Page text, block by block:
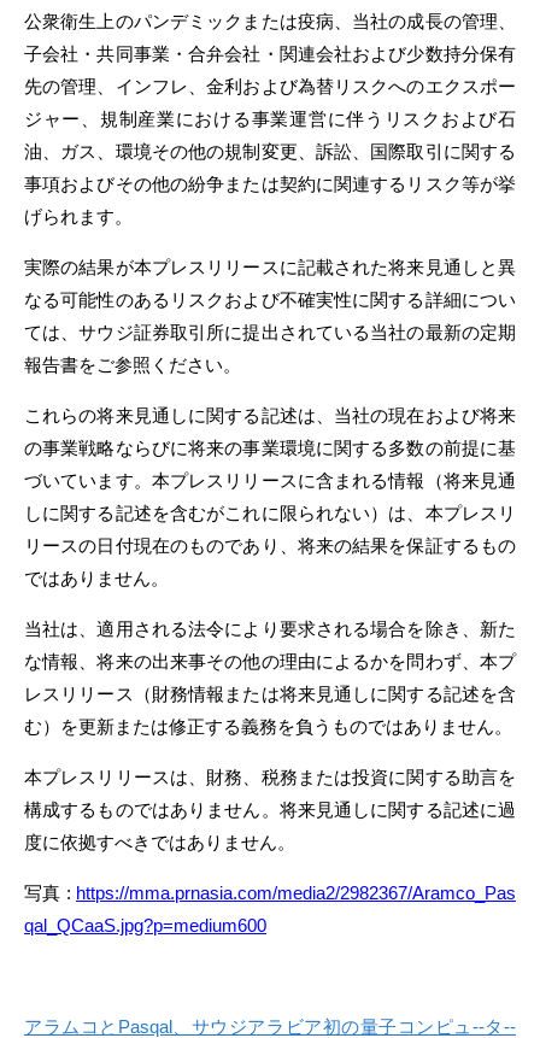
公衆衛生上のパンデミックまたは疫病、当社の成長の管理、
子会社・共同事業・合弁会社・関連会社および少数持分保有
先の管理、インフレ、金利および為替リスクへのエクスポー
ジャー、規制産業における事業運営に伴うリスクおよび石
油、ガス、環境その他の規制変更、訴訟、国際取引に関する
事項およびその他の紛争または契約に関連するリスク等が挙
げられます。
実際の結果が本プレスリリースに記載された将来見通しと異
なる可能性のあるリスクおよび不確実性に関する詳細につい
ては、サウジ証券取引所に提出されている当社の最新の定期
報告書をご参照ください。
これらの将来見通しに関する記述は、当社の現在および将来
の事業戦略ならびに将来の事業環境に関する多数の前提に基
づいています。本プレスリリースに含まれる情報（将来見通
しに関する記述を含むがこれに限られない）は、本プレスリ
リースの日付現在のものであり、将来の結果を保証するもの
ではありません。
当社は、適用される法令により要求される場合を除き、新た
な情報、将来の出来事その他の理由によるかを問わず、本プ
レスリリース（財務情報または将来見通しに関する記述を含
む）を更新または修正する義務を負うものではありません。
本プレスリリースは、財務、税務または投資に関する助言を
構成するものではありません。将来見通しに関する記述に過
度に依拠すべきではありません。
写真 : https://mma.prnasia.com/media2/2982367/Aramco_Pas
qal_QCaaS.jpg?p=medium600
アラムコとPasqal、サウジアラビア初の量子コンピュ--タ--